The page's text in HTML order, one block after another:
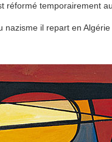
réformé temporairement
nazisme il repart en